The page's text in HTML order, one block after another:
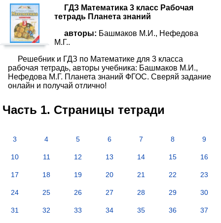
ГДЗ Математика 3 класс Рабочая
тетрадь Планета знаний
авторы: Башмаков М.И., Нефедова
М.Г..
Решебник и ГДЗ по Математике для 3 класса
рабочая тетрадь, авторы учебника: Башмаков М.И.,
Нефедова М.Г. Планета знаний ФГОС. Сверяй задание
онлайн и получай отлично!
Часть 1. Страницы тетради
3 4 5 6 7 8 9
10 11 12 13 14 15 16
17 18 19 20 21 22 23
24 25 26 27 28 29 30
31 32 33 34 35 36 37